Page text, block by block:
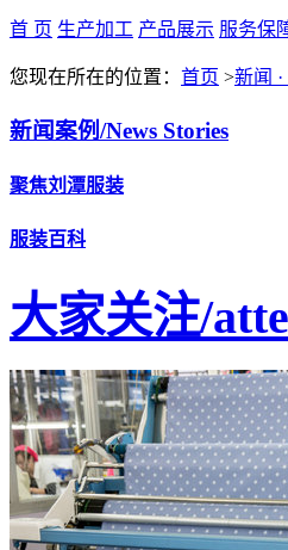
首 页 生产加工 产品展示 服务保
您现在所在的位置： 首页 >新闻 ·
新闻案例/News Stories
聚焦刘潭服装
服装百科
大家关注/